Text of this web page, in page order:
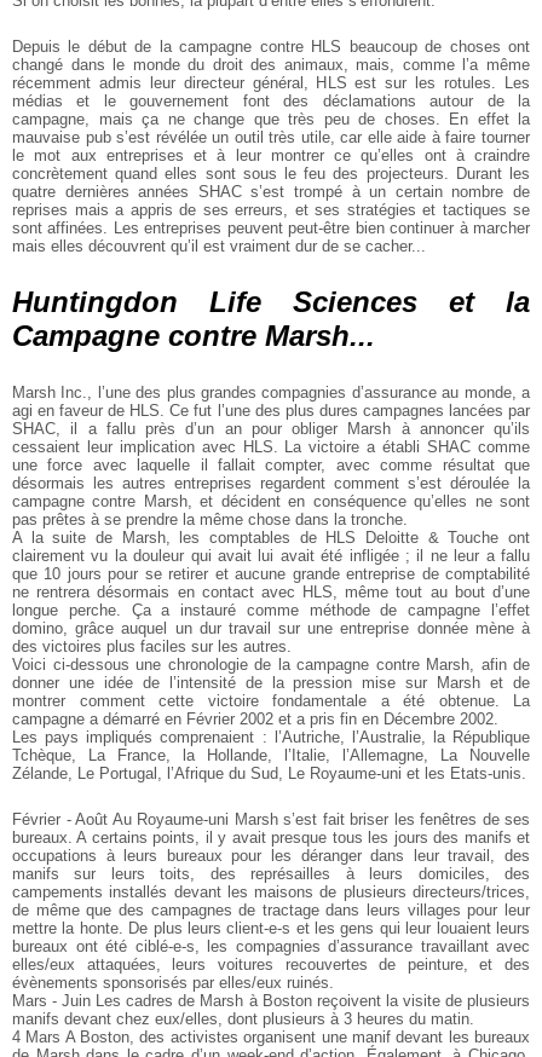
Depuis le début de la campagne contre HLS beaucoup de choses ont
changé dans le monde du droit des animaux, mais, comme l’a même
récemment admis leur directeur général, HLS est sur les rotules. Les
médias et le gouvernement font des déclamations autour de la
campagne, mais ça ne change que très peu de choses. En effet la
mauvaise pub s’est révélée un outil très utile, car elle aide à faire tourner
le mot aux entreprises et à leur montrer ce qu’elles ont à craindre
concrètement quand elles sont sous le feu des projecteurs. Durant les
quatre dernières années SHAC s’est trompé à un certain nombre de
reprises mais a appris de ses erreurs, et ses stratégies et tactiques se
sont affinées. Les entreprises peuvent peut-être bien continuer à marcher
mais elles découvrent qu’il est vraiment dur de se cacher...
Huntingdon Life Sciences et la
Campagne contre Marsh...
Marsh Inc., l’une des plus grandes compagnies d’assurance au monde, a
agi en faveur de HLS. Ce fut l’une des plus dures campagnes lancées par
SHAC, il a fallu près d’un an pour obliger Marsh à annoncer qu’ils
cessaient leur implication avec HLS. La victoire a établi SHAC comme
une force avec laquelle il fallait compter, avec comme résultat que
désormais les autres entreprises regardent comment s’est déroulée la
campagne contre Marsh, et décident en conséquence qu’elles ne sont
pas prêtes à se prendre la même chose dans la tronche.
A la suite de Marsh, les comptables de HLS Deloitte & Touche ont
clairement vu la douleur qui avait lui avait été infligée ; il ne leur a fallu
que 10 jours pour se retirer et aucune grande entreprise de comptabilité
ne rentrera désormais en contact avec HLS, même tout au bout d’une
longue perche. Ça a instauré comme méthode de campagne l’effet
domino, grâce auquel un dur travail sur une entreprise donnée mène à
des victoires plus faciles sur les autres.
Voici ci-dessous une chronologie de la campagne contre Marsh, afin de
donner une idée de l’intensité de la pression mise sur Marsh et de
montrer comment cette victoire fondamentale a été obtenue. La
campagne a démarré en Février 2002 et a pris fin en Décembre 2002.
Les pays impliqués comprenaient : l’Autriche, l’Australie, la République
Tchèque, La France, la Hollande, l’Italie, l’Allemagne, La Nouvelle
Zélande, Le Portugal, l’Afrique du Sud, Le Royaume-uni et les Etats-unis.
Février - Août Au Royaume-uni Marsh s’est fait briser les fenêtres de ses
bureaux. A certains points, il y avait presque tous les jours des manifs et
occupations à leurs bureaux pour les déranger dans leur travail, des
manifs sur leurs toits, des représailles à leurs domiciles, des
campements installés devant les maisons de plusieurs directeurs/trices,
de même que des campagnes de tractage dans leurs villages pour leur
mettre la honte. De plus leurs client-e-s et les gens qui leur louaient leurs
bureaux ont été ciblé-e-s, les compagnies d’assurance travaillant avec
elles/eux attaquées, leurs voitures recouvertes de peinture, et des
évènements sponsorisés par elles/eux ruinés.
Mars - Juin Les cadres de Marsh à Boston reçoivent la visite de plusieurs
manifs devant chez eux/elles, dont plusieurs à 3 heures du matin.
4 Mars A Boston, des activistes organisent une manif devant les bureaux